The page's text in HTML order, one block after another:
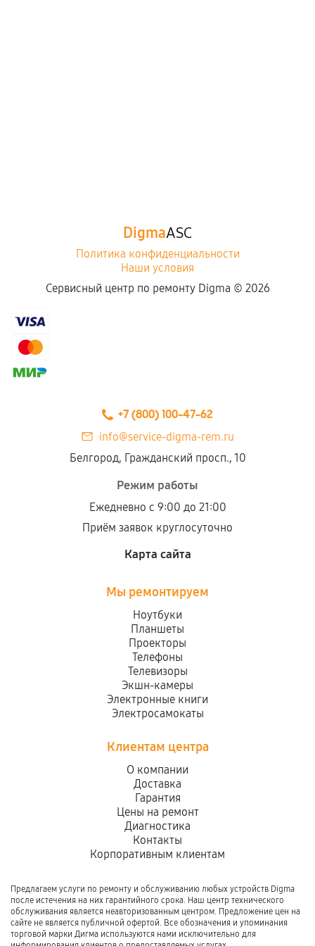
DigmaASC
Политика конфиденциальности
Наши условия
Сервисный центр по ремонту Digma © 2026
+7 (800) 100-47-62
info@service-digma-rem.ru
Белгород, Гражданский просп., 10
Режим работы
Ежедневно с 9:00 до 21:00
Приём заявок круглосуточно
Карта сайта
Мы ремонтируем
Ноутбуки
Планшеты
Проекторы
Телефоны
Телевизоры
Экшн-камеры
Электронные книги
Электросамокаты
Клиентам центра
О компании
Доставка
Гарантия
Цены на ремонт
Диагностика
Контакты
Корпоративным клиентам
Предлагаем услуги по ремонту и обслуживанию любых устройств Digma
после истечения на них гарантийного срока. Наш центр технического
обслуживания является неавторизованным центром. Предложение цен на
сайте не является публичной офертой. Все обозначения и упоминания
торговой марки Дигма используются нами исключительно для